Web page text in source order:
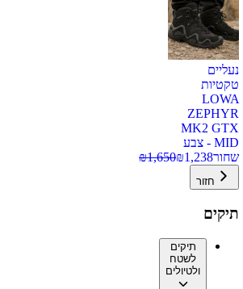
נעליים
טקטיות
LOWA
ZEPHYR
MK2 GTX
MID - צבע
שחור
₪1,238
₪1,650
חזור
תיקים
תיקים
לשטח
ולטיולים